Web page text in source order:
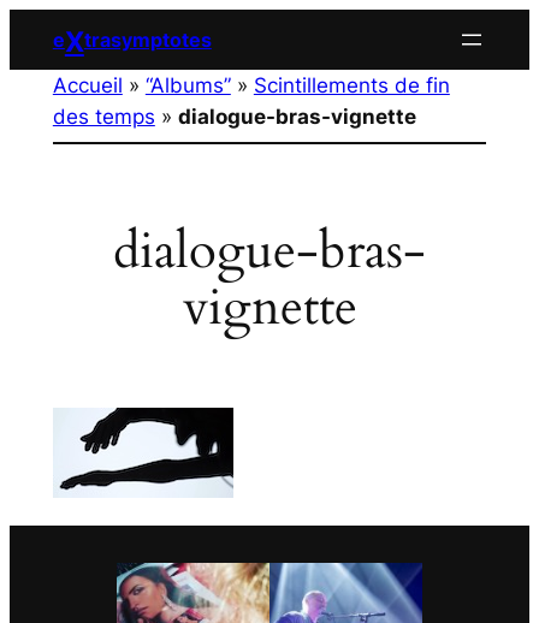
contenu
eXtrasymptotes
Accueil » “Albums”» Scintillements de fin
des temps » dialogue-bras-vignette
dialogue-bras-
vignette